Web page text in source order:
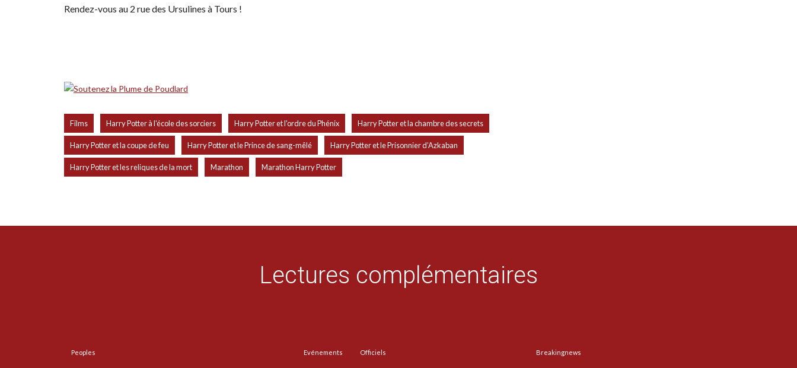
Rendez-vous au 2 rue des Ursulines à Tours !
Films Harry Potter à l'école des sorciers Harry Potter et l'ordre du Phénix Harry Potter et la chambre des secrets
Harry Potter et la coupe de feu Harry Potter et le Prince de sang-mêlé Harry Potter et le Prisonnier d’Azkaban
Harry Potter et les reliques de la mort Marathon Marathon Harry Potter
Lectures complémentaires
Peoples Evénements Officiels Breakingnews